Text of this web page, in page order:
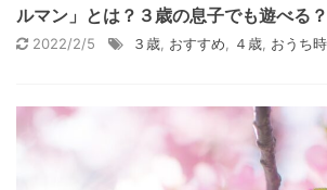
ルマン」とは？３歳の息子でも遊べる？
2022/2/5 ３歳, おすすめ, ４歳, おうち